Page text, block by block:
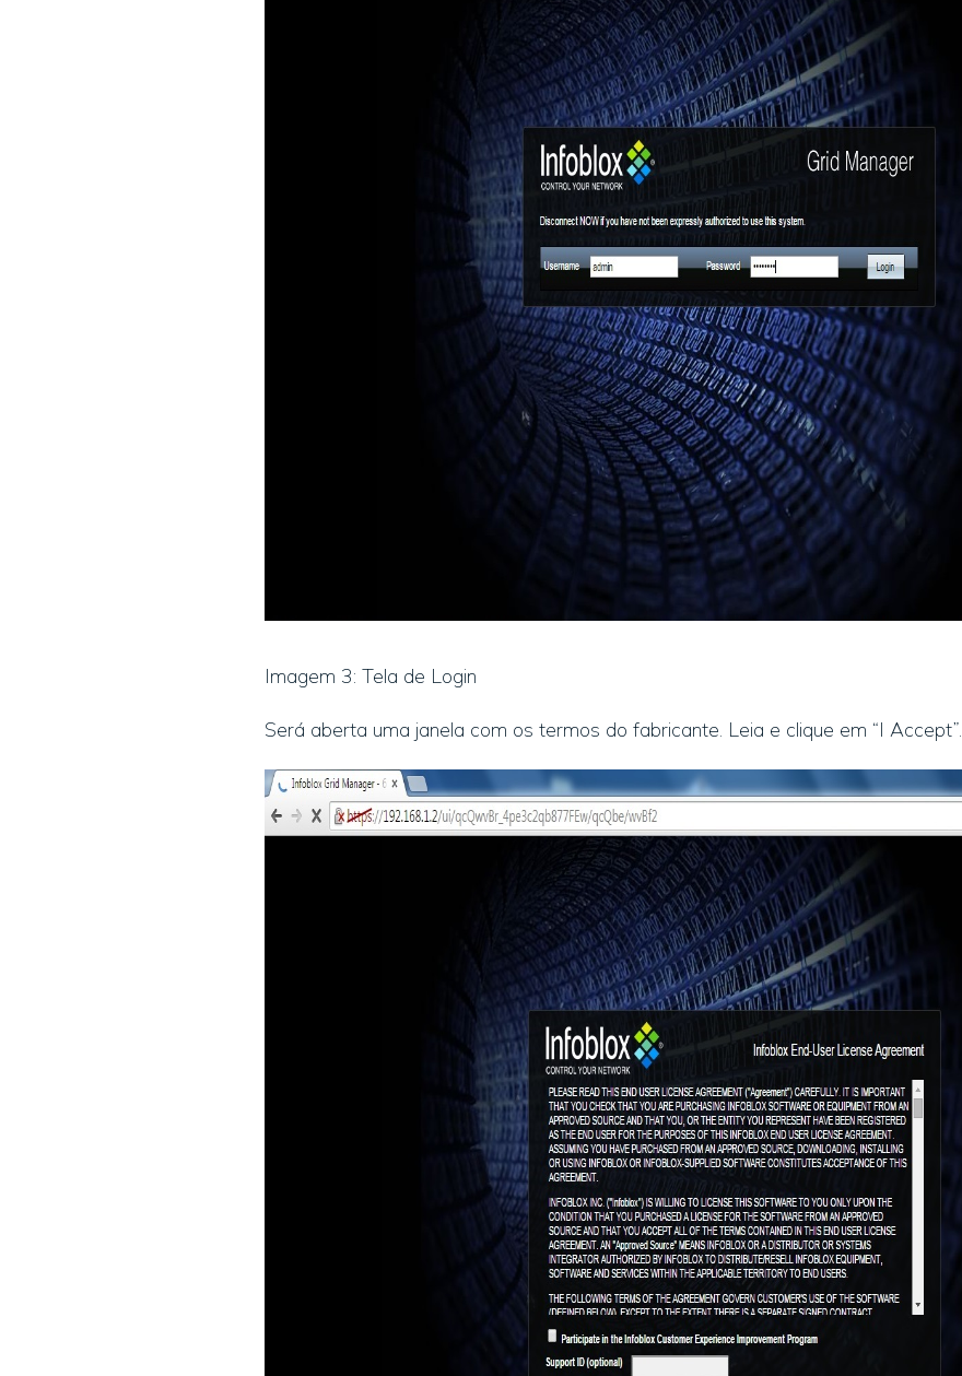
Imagem 3: Tela de Login
Será aberta uma janela com os termos do fabricante. Leia e clique em “I Accept”.